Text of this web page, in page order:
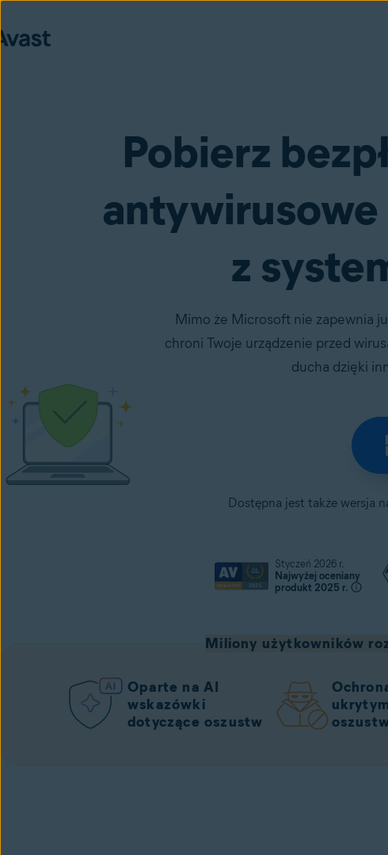
Pobierz
z
Mimo że Microsoft nie zapewnia
chroni Twoje urządzenie przed
ducha dzięki
Dostępna jest także wersja
Styczeń 2026 r.
Najwyżej oceniany
produkt 2025 r.
Miliony użytkowników
Oparte na AI
wskazówki
dotyczące oszustw